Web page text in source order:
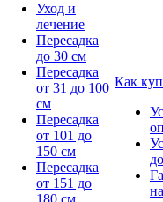
Уход и
лечение
Пересадка
до 30 см
Пересадка
от 31 до 100
см
Пересадка
от 101 до
150 см
Пересадка
от 151 до
Как